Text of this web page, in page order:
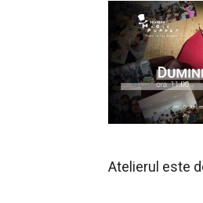
Atelierul este